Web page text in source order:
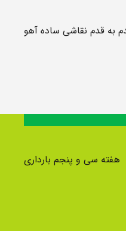
به قدم نقاشی ساده آهو
هفته سی و پنجم بارداری